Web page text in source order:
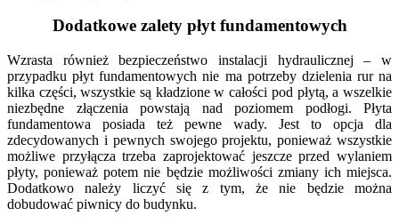
Dodatkowe zalety płyt fundamentowych
Wzrasta również bezpieczeństwo instalacji hydraulicznej – w
przypadku płyt fundamentowych nie ma potrzeby dzielenia rur na
kilka części, wszystkie są kładzione w całości pod płytą, a wszelkie
niezbędne złączenia powstają nad poziomem podłogi. Płyta
fundamentowa posiada też pewne wady. Jest to opcja dla
zdecydowanych i pewnych swojego projektu, ponieważ wszystkie
możliwe przyłącza trzeba zaprojektować jeszcze przed wylaniem
płyty, ponieważ potem nie będzie możliwości zmiany ich miejsca.
Dodatkowo należy liczyć się z tym, że nie będzie można
dobudować piwnicy do budynku.